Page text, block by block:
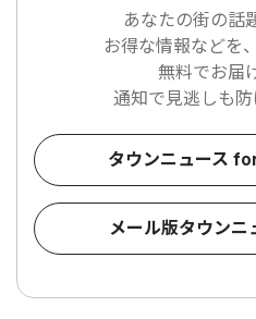
あなたの街の話
お得な情報などを
無料でお届
通知で見逃しも防
タウンニュース
メール版タウンニ